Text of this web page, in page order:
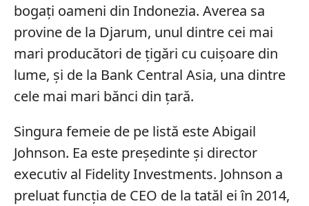
bogați oameni din Indonezia. Averea sa
provine de la Djarum, unul dintre cei mai
mari producători de țigări cu cuișoare din
lume, și de la Bank Central Asia, una dintre
cele mai mari bănci din țară.
Singura femeie de pe listă este Abigail
Johnson. Ea este președinte și director
executiv al Fidelity Investments. Johnson a
preluat funcția de CEO de la tatăl ei în 2014,